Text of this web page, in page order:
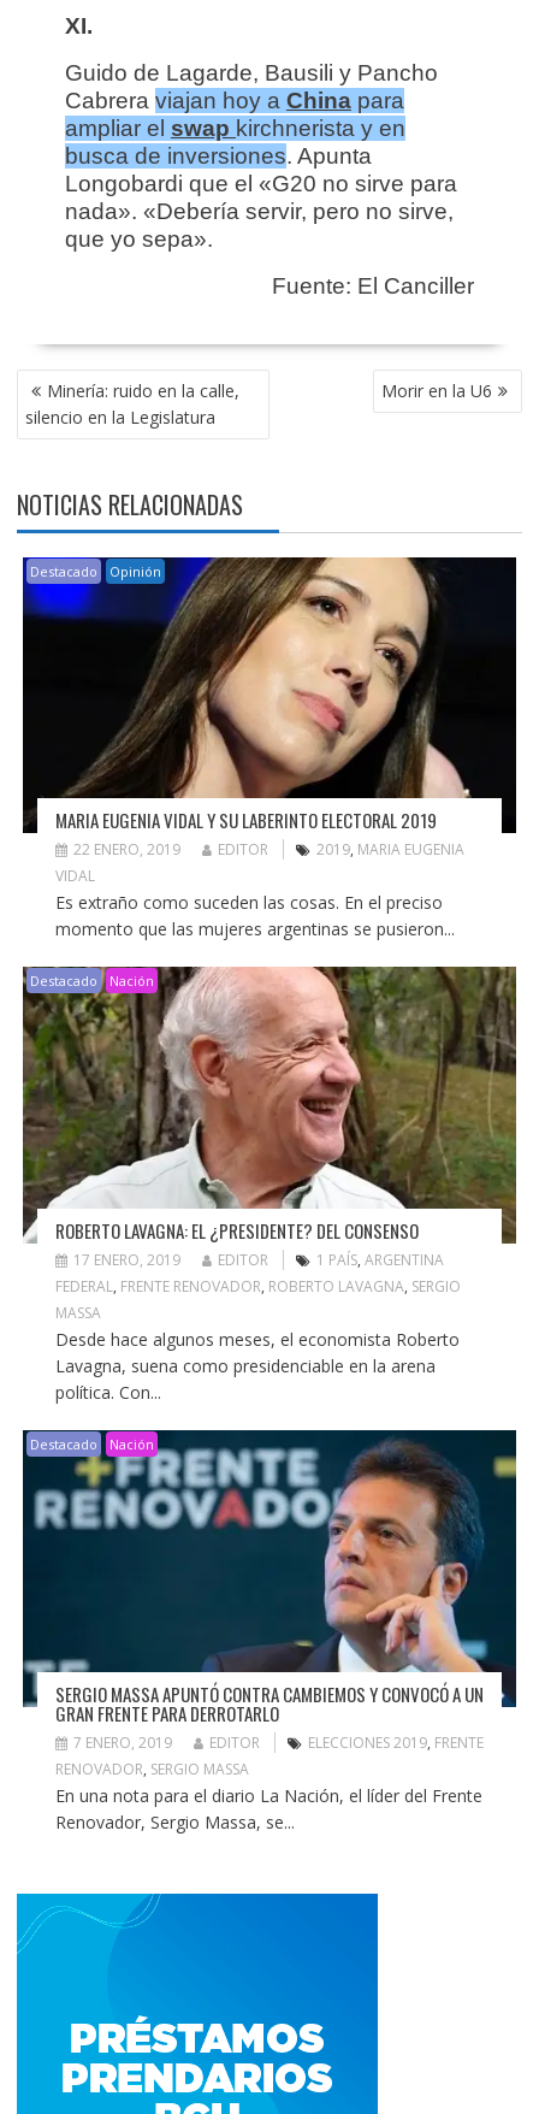
XI.
Guido de Lagarde, Bausili y Pancho
Cabrera viajan hoy a Chinapara
ampliar el swap kirchnerista y en
busca de inversiones. Apunta
Longobardi que el «G20 no sirve para
nada». «Debería servir, pero no sirve,
que yo sepa».
Fuente: El Canciller
NAVEGACIÓN
DE
ENTRADAS
Minería: ruido en la calle,
silencio en la Legislatura
Morir en la U6
NOTICIAS RELACIONADAS
Destacado Opinión
MARIA EUGENIA VIDAL Y SU LABERINTO ELECTORAL 2019
22 ENERO, 2019 EDITOR 2019, MARIA EUGENIA
VIDAL
Es extraño como suceden las cosas. En el preciso
momento que las mujeres argentinas se pusieron...
Destacado Nación
ROBERTO LAVAGNA: EL ¿PRESIDENTE? DEL CONSENSO
17 ENERO, 2019 EDITOR 1 PAÍS, ARGENTINA
FEDERAL, FRENTE RENOVADOR, ROBERTO LAVAGNA, SERGIO
MASSA
Desde hace algunos meses, el economista Roberto
Lavagna, suena como presidenciable en la arena
política. Con...
Destacado Nación
SERGIO MASSA APUNTÓ CONTRA CAMBIEMOS Y CONVOCÓ A UN
GRAN FRENTE PARA DERROTARLO
7 ENERO, 2019 EDITOR ELECCIONES 2019, FRENTE
RENOVADOR, SERGIO MASSA
En una nota para el diario La Nación, el líder del Frente
Renovador, Sergio Massa, se...